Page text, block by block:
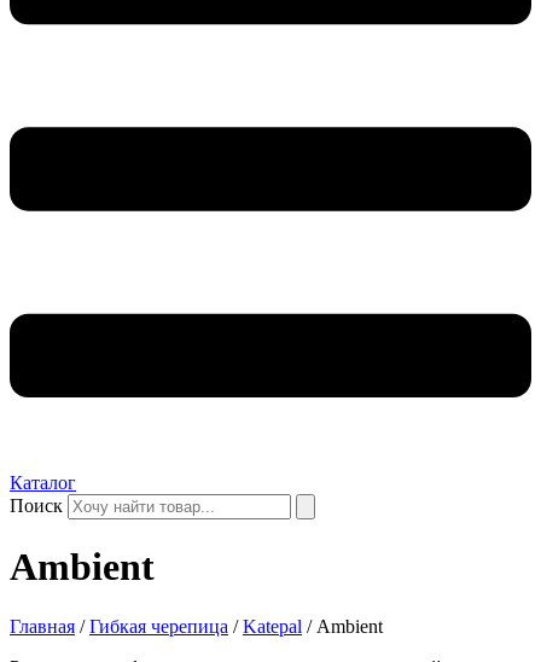
Каталог
Поиск
Ambient
Главная /Гибкая черепица /Katepal / Ambient